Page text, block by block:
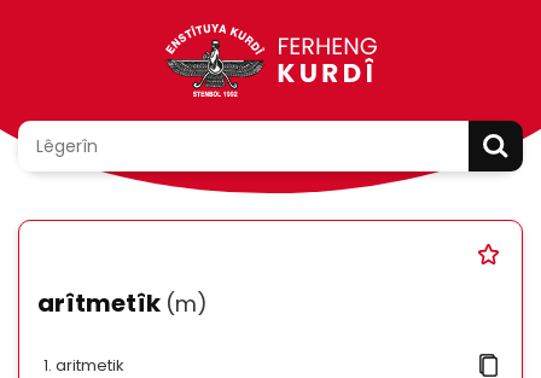
arîtmetîk (m)
aritmetik